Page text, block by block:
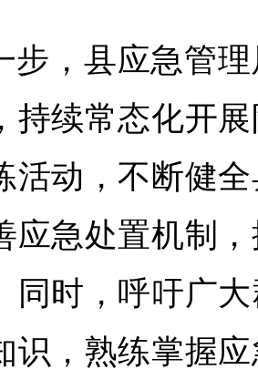
步，县应急管
持续常态化开
活动，不断健
应急处置机制
同时，呼吁广
识，熟练掌握